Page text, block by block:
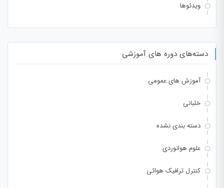
ویدئوها
دسته‌های دوره های آموزشی
آموزش های عمومی
خلبانی
دسته بندی نشده
علوم هوانوردی
کنترل ترافیک هوائی